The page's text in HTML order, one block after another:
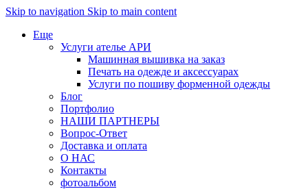
Skip to navigation Skip to main content
Еще
Услуги ателье АРИ
Машинная вышивка на заказ
Печать на одежде и аксессуарах
Услуги по пошиву форменной одежды
Блог
Портфолио
НАШИ ПАРТНЕРЫ
Вопрос-Ответ
Доставка и оплата
О НАС
Контакты
фотоальбом